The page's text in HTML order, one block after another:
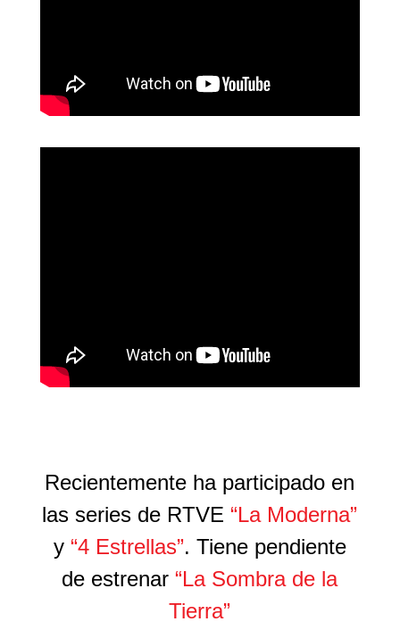
Recientemente ha participado en
las series de RTVE“La Moderna”
y “4 Estrellas”. Tiene pendiente
de estrenar“La Sombra de la
Tierra”